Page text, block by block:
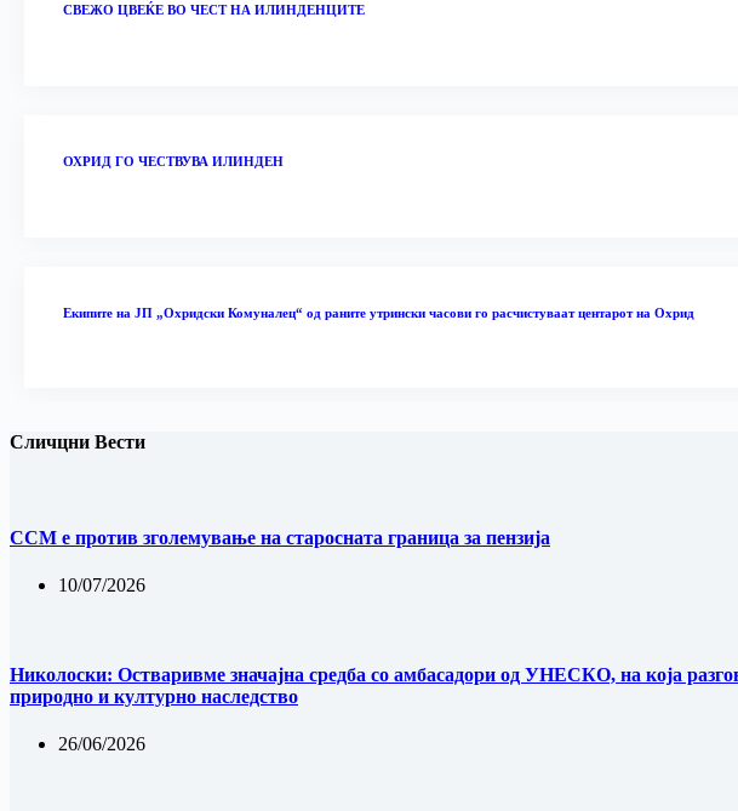
‎СВЕЖО ЦВЕЌЕ ВО ЧЕСТ НА ИЛИНДЕНЦИТЕ
ОХРИД ГО ЧЕСТВУВА ИЛИНДЕН
Екипите на ЈП „Охридски Комуналец“ од раните утрински часови го расчистуваат центарот на Охрид
Сличцни Вести
ССМ е против зголемување на старосната граница за пензија
10/07/2026
Николоски: Остваривме значајна средба со амбасадори од УНЕСКО, на која
природно и културно наследство
26/06/2026